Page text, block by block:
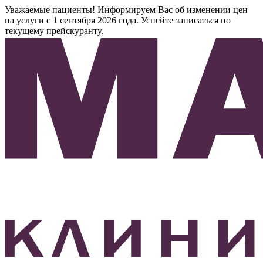
Уважаемые пациенты! Информируем Вас об изменении цен
на услуги с 1 сентября 2026 года. Успейте записаться по
текущему прейскуранту.